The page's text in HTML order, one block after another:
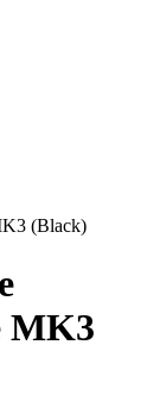
(Black)
MK3